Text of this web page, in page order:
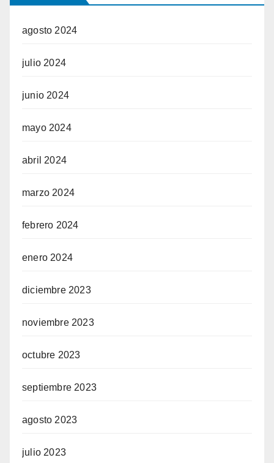
agosto 2024
julio 2024
junio 2024
mayo 2024
abril 2024
marzo 2024
febrero 2024
enero 2024
diciembre 2023
noviembre 2023
octubre 2023
septiembre 2023
agosto 2023
julio 2023